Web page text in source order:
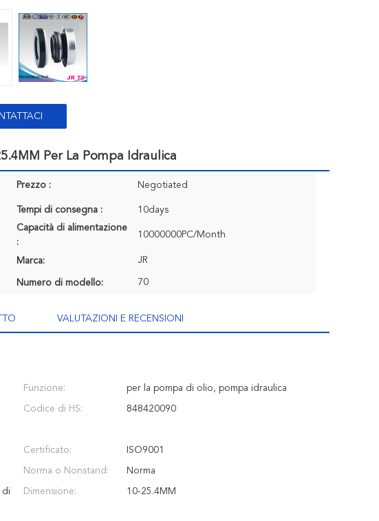
Per La Pompa Idraulica
Prezzo : Negotiated
Tempi di consegna : 10days
Capacità di alimentazione
:
10000000PC/Month
Marca: JR
Numero di modello: 70
VALUTAZIONI E RECENSIONI
Funzione: per la pompa di olio, pompa idraulica
Codice di HS: 848420090
Certificato: ISO9001
Norma o Nonstand: Norma
di Dimensione: 10-25.4MM